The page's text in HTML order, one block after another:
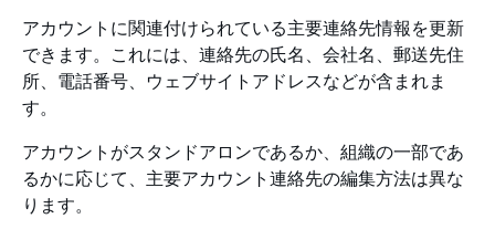
アカウントに関連付けられている主要連絡先情報を更新
できます。これには、連絡先の氏名、会社名、郵送先住
所、電話番号、ウェブサイトアドレスなどが含まれま
す。
アカウントがスタンドアロンであるか、組織の一部であ
るかに応じて、主要アカウント連絡先の編集方法は異な
ります。